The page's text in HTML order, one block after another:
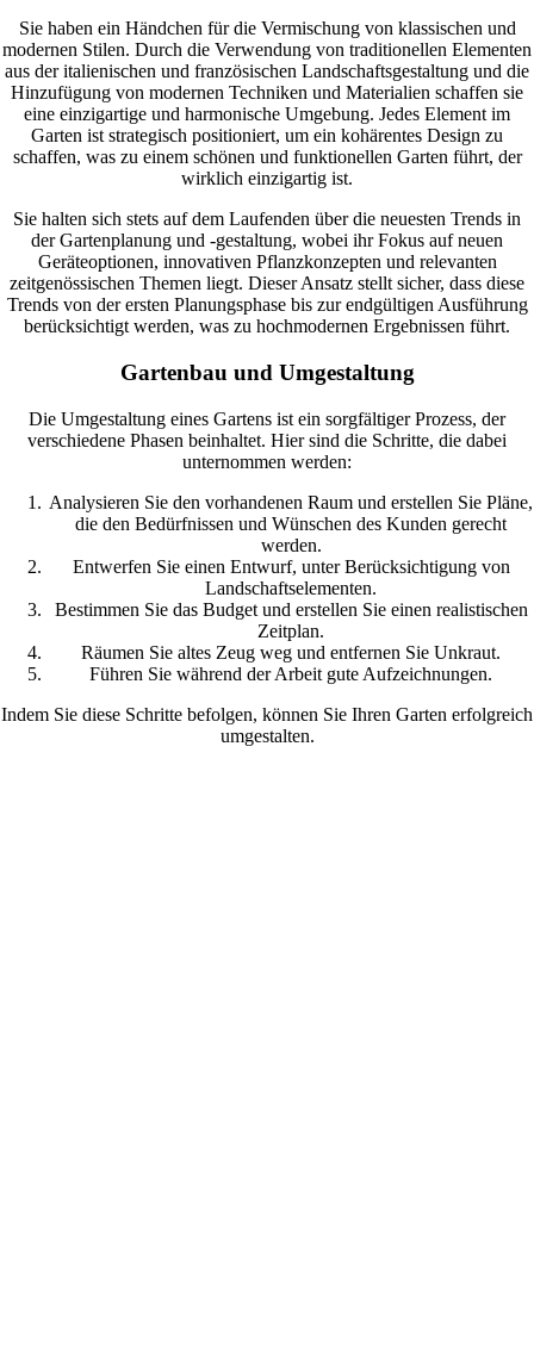
Sie haben ein Händchen für die Vermischung von klassischen und
modernen Stilen. Durch die Verwendung von traditionellen Elementen
aus der italienischen und französischen Landschaftsgestaltung und die
Hinzufügung von modernen Techniken und Materialien schaffen sie
eine einzigartige und harmonische Umgebung. Jedes Element im
Garten ist strategisch positioniert, um ein kohärentes Design zu
schaffen, was zu einem schönen und funktionellen Garten führt, der
wirklich einzigartig ist.
Sie halten sich stets auf dem Laufenden über die neuesten Trends in
der Gartenplanung und -gestaltung, wobei ihr Fokus auf neuen
Geräteoptionen, innovativen Pflanzkonzepten und relevanten
zeitgenössischen Themen liegt. Dieser Ansatz stellt sicher, dass diese
Trends von der ersten Planungsphase bis zur endgültigen Ausführung
berücksichtigt werden, was zu hochmodernen Ergebnissen führt.
Gartenbau und Umgestaltung
Die Umgestaltung eines Gartens ist ein sorgfältiger Prozess, der
verschiedene Phasen beinhaltet. Hier sind die Schritte, die dabei
unternommen werden:
Analysieren Sie den vorhandenen Raum und erstellen Sie Pläne,
die den Bedürfnissen und Wünschen des Kunden gerecht
werden.
Entwerfen Sie einen Entwurf, unter Berücksichtigung von
Landschaftselementen.
Bestimmen Sie das Budget und erstellen Sie einen realistischen
Zeitplan.
Räumen Sie altes Zeug weg und entfernen Sie Unkraut.
Führen Sie während der Arbeit gute Aufzeichnungen.
Indem Sie diese Schritte befolgen, können Sie Ihren Garten erfolgreich
umgestalten.